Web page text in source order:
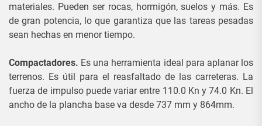
materiales. Pueden ser rocas, hormigón, suelos y más. Es
de gran potencia, lo que garantiza que las tareas pesadas
sean hechas en menor tiempo.
Compactadores. Es una herramienta ideal para aplanar los
terrenos. Es útil para el reasfaltado de las carreteras. La
fuerza de impulso puede variar entre 110.0 Kn y 74.0 Kn. El
ancho de la plancha base va desde 737 mm y 864mm.